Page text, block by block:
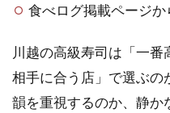
食べログ掲載ページ
川越の高級寿司は「一
相手に合う店」で選ぶの
韻を重視するのか、静か